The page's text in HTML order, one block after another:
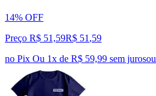
14% OFF
Preço R$ 51,59R$ 51 ,59
no Pix Ou 1x de R$ 59,99 sem jurosou